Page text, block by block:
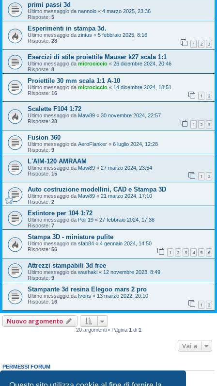
primi passi 3d
Ultimo messaggio da nannolo « 4 marzo 2025, 23:36
Risposte: 5
Esperimenti in stampa 3d.
Ultimo messaggio da zintus « 5 febbraio 2025, 8:16
Risposte: 28 1 2 3
Esercizi di stile proiettile Mauser k27 scala 1:1
Ultimo messaggio da microciccio « 26 dicembre 2024, 20:46
Risposte: 8
Proiettile 30 mm scala 1:1 A-10
Ultimo messaggio da microciccio « 14 dicembre 2024, 18:51
Risposte: 16 1 2
Scalette F104 1:72
Ultimo messaggio da Maw89 « 30 novembre 2024, 22:57
Risposte: 28 1 2 3
Fusion 360
Ultimo messaggio da AeroFlanker « 6 luglio 2024, 12:28
Risposte: 9
L'AIM-120 AMRAAM
Ultimo messaggio da Maw89 « 27 marzo 2024, 23:54
Risposte: 15 1 2
Auto costruzione modellini, CAD e Stampa 3D
Ultimo messaggio da Maw89 « 21 marzo 2024, 17:10
Risposte: 2
Estintore per 104 1:72
Ultimo messaggio da Poli 19 « 27 febbraio 2024, 17:38
Risposte: 7
Stampa 3D - miniature pulite
Ultimo messaggio da sfab84 « 4 gennaio 2024, 14:50
Risposte: 56 1 2 3 4 5 6
Attrezzi stampabili 3d free
Ultimo messaggio da washaki « 12 novembre 2023, 8:49
Risposte: 9
Stampante 3d resina Elegoo mars 2 pro
Ultimo messaggio da Ivons « 13 marzo 2022, 20:10
Risposte: 16 1 2
Nuovo argomento
20 argomenti • Pagina 1 di 1
Vai a
PERMESSI FORUM
Non puoirispondere negli argomenti